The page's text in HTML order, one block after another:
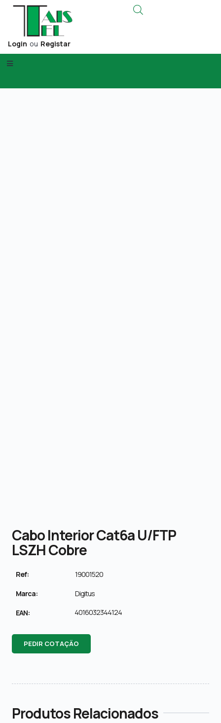
Login ou Registar
Cabo Interior Cat6a U/FTP
LSZH Cobre
Ref: 19001520
Marca: Digitus
EAN: 4016032344124
PEDIR COTAÇÃO
Produtos Relacionados